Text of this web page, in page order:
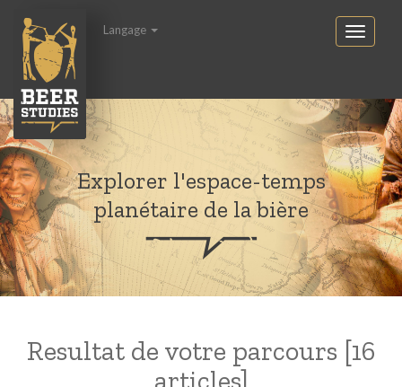
Langage
Explorer l'espace-temps
planétaire de la bière
Resultat de votre parcours [16